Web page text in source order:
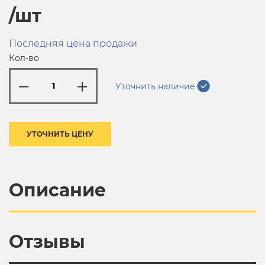
/шт
Последняя цена продажи
Кол-во
Уточнить наличие
УТОЧНИТЬ ЦЕНУ
Описание
Отзывы